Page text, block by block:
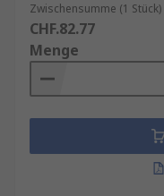
Zwischensumme (1 Stück)
CHF.82.77
Menge